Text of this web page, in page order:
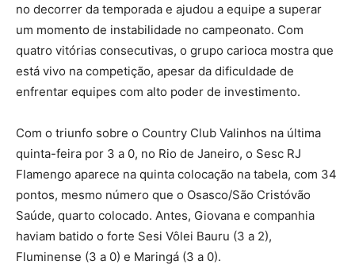
no decorrer da temporada e ajudou a equipe a superar
um momento de instabilidade no campeonato. Com
quatro vitórias consecutivas, o grupo carioca mostra que
está vivo na competição, apesar da dificuldade de
enfrentar equipes com alto poder de investimento.
Com o triunfo sobre o Country Club Valinhos na última
quinta-feira por 3 a 0, no Rio de Janeiro, o Sesc RJ
Flamengo aparece na quinta colocação na tabela, com 34
pontos, mesmo número que o Osasco/São Cristóvão
Saúde, quarto colocado. Antes, Giovana e companhia
haviam batido o forte Sesi Vôlei Bauru (3 a 2),
Fluminense (3 a 0) e Maringá (3 a 0).